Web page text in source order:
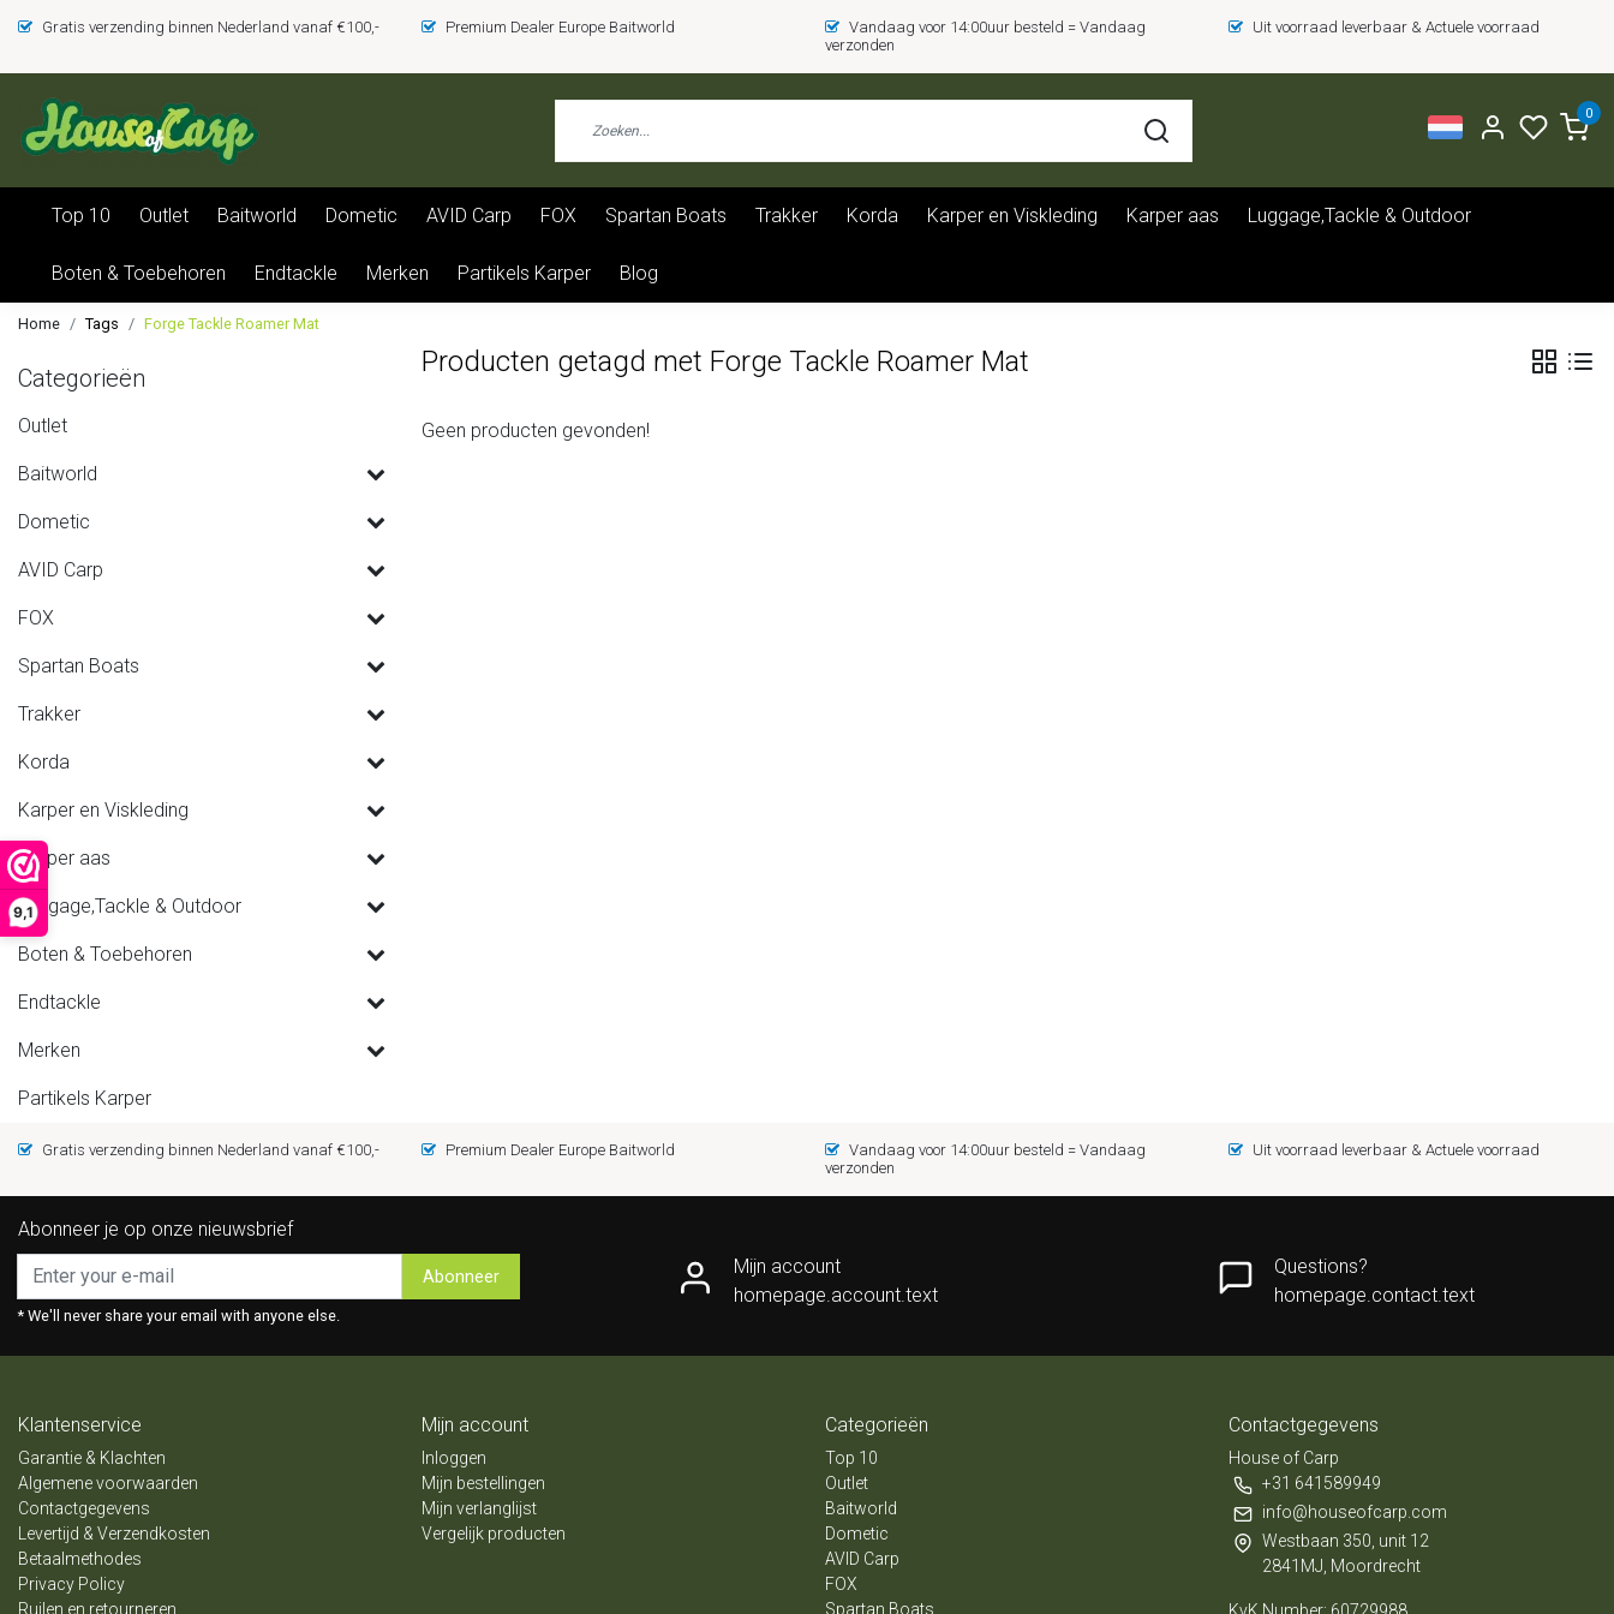
9,1
Gratis verzending binnen Nederland vanaf €100,- Premium Dealer Europe Baitworld
Vandaag voor 14:00uur besteld = Vandaag
verzonden
Uit voorraad leverbaar & Actuele voorraad
0
Top 10 Outlet Baitworld Dometic AVID Carp FOX Spartan Boats Trakker Korda Karper en Viskleding Karper aas Luggage,Tackle & Outdoor
Boten & Toebehoren Endtackle Merken Partikels Karper Blog
Home Tags Forge Tackle Roamer Mat
Categorieën
Outlet
Baitworld
Dometic
AVID Carp
FOX
Spartan Boats
Trakker
Korda
Karper en Viskleding
Karper aas
Luggage,Tackle & Outdoor
Boten & Toebehoren
Endtackle
Merken
Partikels Karper
Producten getagd met Forge Tackle Roamer Mat
Geen producten gevonden!
Gratis verzending binnen Nederland vanaf €100,- Premium Dealer Europe Baitworld
Vandaag voor 14:00uur besteld = Vandaag
verzonden
Uit voorraad leverbaar & Actuele voorraad
Abonneer je op onze nieuwsbrief
Abonneer
* We'll never share your email with anyone else.
Mijn account
homepage.account.text
Questions?
homepage.contact.text
Klantenservice
Garantie & Klachten
Algemene voorwaarden
Contactgegevens
Levertijd & Verzendkosten
Betaalmethodes
Privacy Policy
Ruilen en retourneren
Mijn account
Inloggen
Mijn bestellingen
Mijn verlanglijst
Vergelijk producten
Categorieën
Top 10
Outlet
Baitworld
Dometic
AVID Carp
FOX
Spartan Boats
Contactgegevens
House of Carp
+31 641589949
info@houseofcarp.com
Westbaan 350, unit 12
2841MJ, Moordrecht